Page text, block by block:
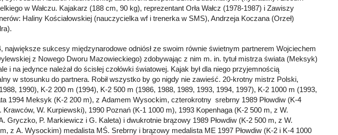
w Wałczu. Kajakarz (188 cm, 90 kg), reprezentant Orła Wałcz (1978-1987) i Zawiszy
Haliny Kościałowskiej (nauczycielka wf i trenerka w SMS), Andrzeja Koczana (Orzeł)
największe sukcesy międzynarodowe odniósł ze swoim równie świetnym partnerem Wojciechem
z Nowego Dworu Mazowieckiego) zdobywając z nim m. in. tytuł mistrza świata (Meksyk)
i na jedynce należał do ścisłej czołówki światowej. Kajak był dla niego przyjemnością
w stosunku do partnera. Robił wszystko by go nigdy nie zawieść. 20-krotny mistrz Polski,
1990), K-2 200 m (1994), K-2 500 m (1986, 1988, 1989, 1993, 1994, 1997), K-2 1000 m (1993,
1994 Meksyk (K-2 200 m), z Adamem Wysockim, czterokrotny srebrny 1989 Płowdiw (K-4
W. Kurpiewski), 1990 Poznań (K-1 1000 m), 1993 Kopenhaga (K-2 500 m, z W.
Gryczko, P. Markiewicz i G. Kaleta) i dwukrotnie brązowy 1989 Płowdiw (K-2 500 m, z W.
z A. Wysockim) medalista MŚ. Srebrny i brązowy medalista ME 1997 Płowdiw (K-2 i K-4 1000